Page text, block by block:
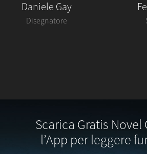
Daniele Gay
Disegnatore
Scarica Gratis Novel
l’App per leggere